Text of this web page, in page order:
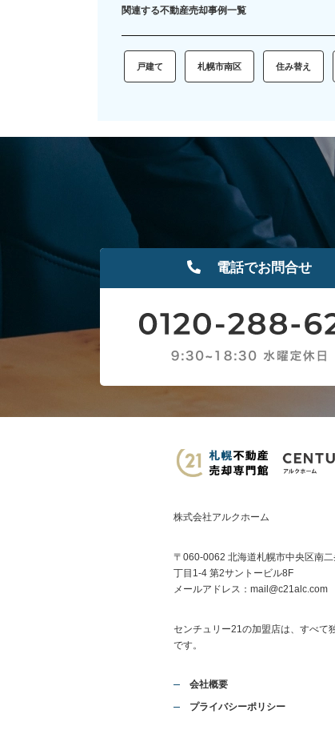
関連する不動産売却事例一覧
戸建て 札幌市南区 住み替え
電話でお問合せ
株式会社アルクホーム
〒060-0062 北海道札幌市中央区南二
丁目1-4 第2サントービル8F
メールアドレス： mail@c21alc.com
センチュリー21の加盟店は、すべて
です。
会社概要
プライバシーポリシー